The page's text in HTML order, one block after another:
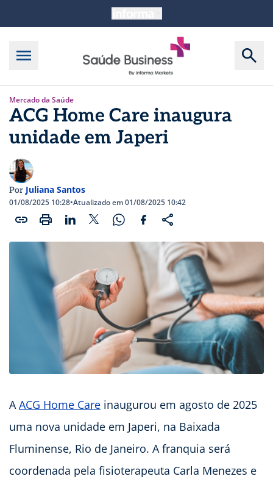
Mercado da Saúde
ACG Home Care inaugura
unidade em Japeri
Por Juliana Santos
01/08/2025 10:28•Atualizado em 01/08/2025 10:42
AACG Home Care inaugurou em agosto de 2025
uma nova unidade em Japeri, na Baixada
Fluminense, Rio de Janeiro. A franquia será
coordenada pela fisioterapeuta Carla Menezes e